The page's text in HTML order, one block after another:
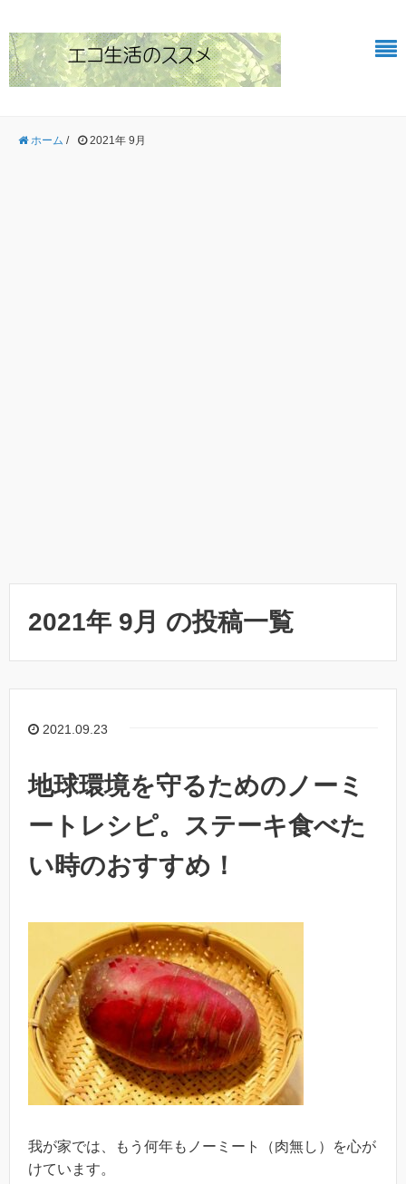
ホーム / 2021年 9月
2021年 9月 の投稿一覧
2021.09.23
地球環境を守るためのノーミ
ートレシピ。ステーキ食べた
い時のおすすめ！
我が家では、もう何年もノーミート（肉無し）を心が
けています。